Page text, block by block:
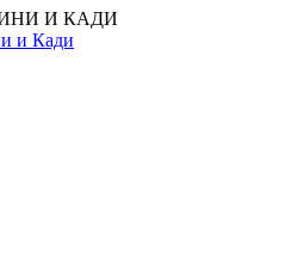
И КАДИ
и Кади